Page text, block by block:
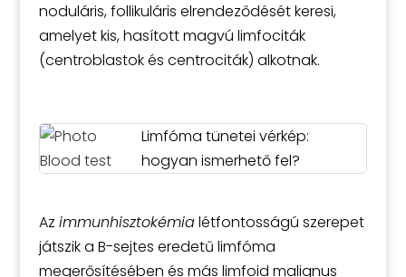
noduláris, follikuláris elrendeződését keresi,
amelyet kis, hasított magvú limfociták
(centroblastok és centrociták) alkotnak.
Limfóma tünetei vérkép:
hogyan ismerhető fel?
Az immunhisztokémialétfontosságú szerepet
játszik a B-sejtes eredetű limfóma
megerősítésében és más limfoid malignus